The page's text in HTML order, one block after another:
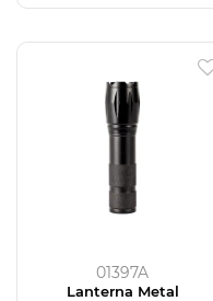
01397A
Lanterna Metal